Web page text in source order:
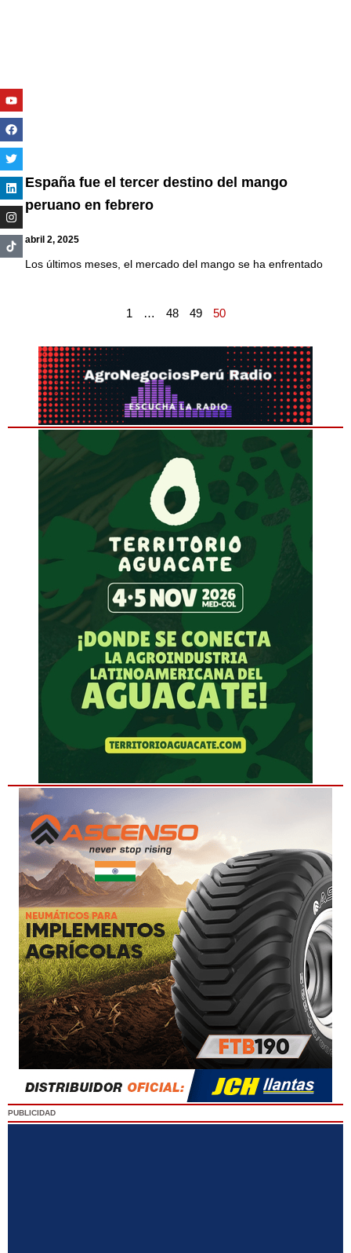
España fue el tercer destino del mango
peruano en febrero
abril 2, 2025
Los últimos meses, el mercado del mango se ha enfrentado
1 … 48 49 50
PUBLICIDAD
Youtube
Facebook
Twitter
Linkedin
Instagram